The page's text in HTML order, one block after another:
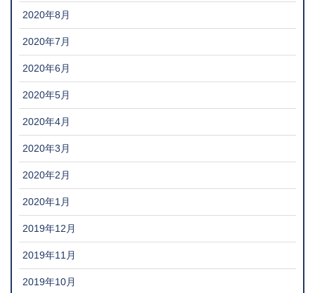
2020年8月
2020年7月
2020年6月
2020年5月
2020年4月
2020年3月
2020年2月
2020年1月
2019年12月
2019年11月
2019年10月